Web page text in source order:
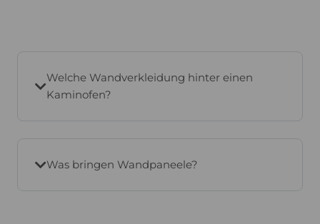
Welche Wandverkleidung hinter einen
Kaminofen?
Was bringen Wandpaneele?